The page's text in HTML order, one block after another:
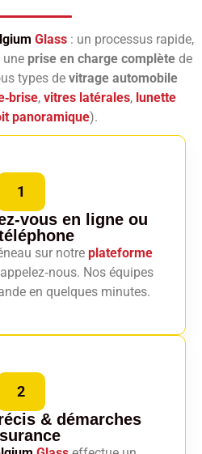
Glass : un processus rapide,
une prise en charge complète de
types de vitrage automobile
, vitres latérales, lunette
panoramique).
1
vous en ligne ou
sur notre plateforme
Nos équipes
en quelques minutes.
2
& démarches